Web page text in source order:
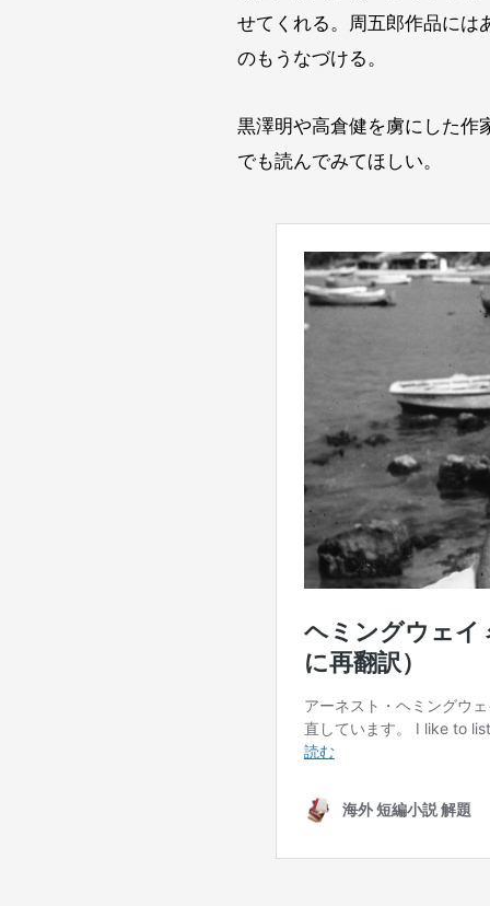
せてくれる。周五郎作品には
のもうなづける。
黒澤明や高倉健を虜にした作
でも読んでみてほしい。